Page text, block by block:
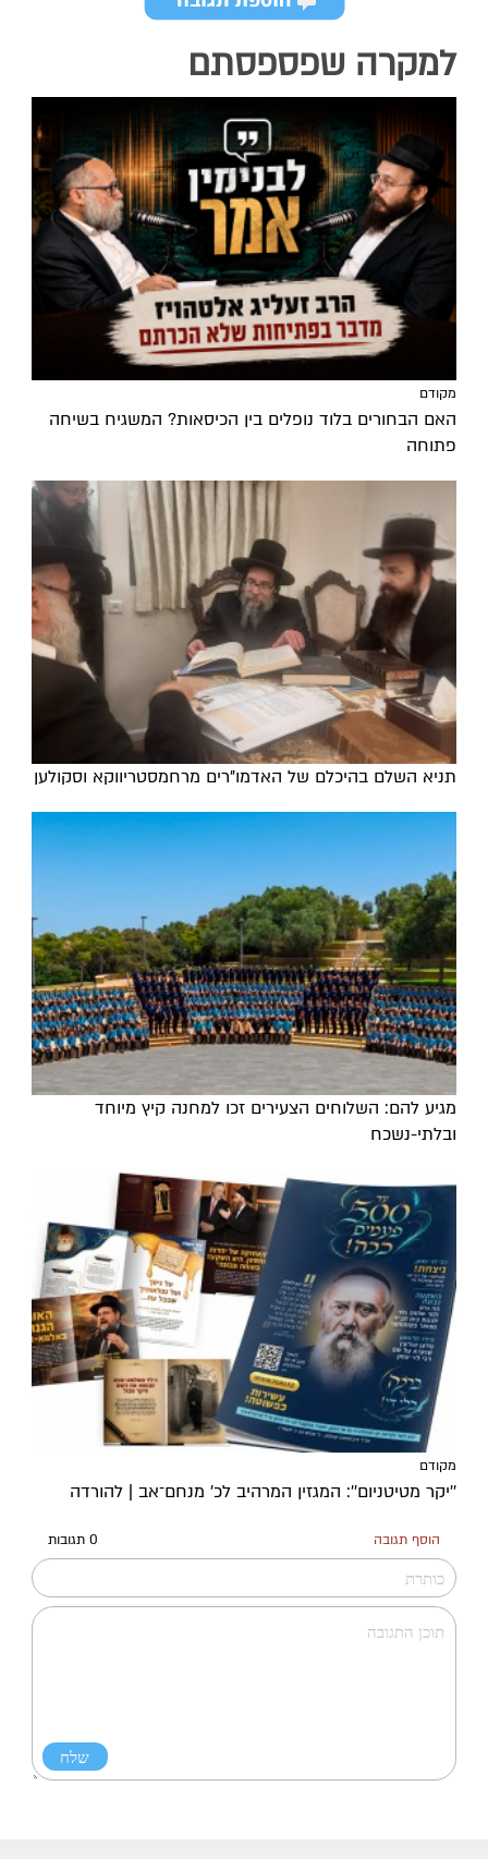
למקרה שפספסתם
מקודם
האם הבחורים בלוד נופלים בין הכיסאות? המשגיח בשיחה
פתוחה
תניא השלם בהיכלם של האדמו"רים מרחמסטריווקא וסקולען
מגיע להם: השלוחים הצעירים זכו למחנה קיץ מיוחד
ובלתי-נשכח
מקודם
''יקר מטיטניום'': המגזין המרהיב לכ’ מנחם־אב | להורדה
הוסף תגובה 0 תגובות